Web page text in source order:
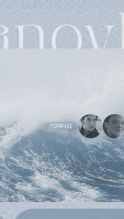
ГОРЯЧЕЕ